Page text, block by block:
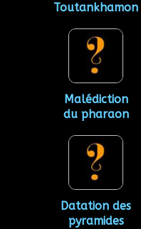
Toutankhamon
Malédiction
du pharaon
Datation des
pyramides